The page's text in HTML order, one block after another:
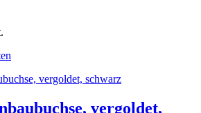
vergoldet,